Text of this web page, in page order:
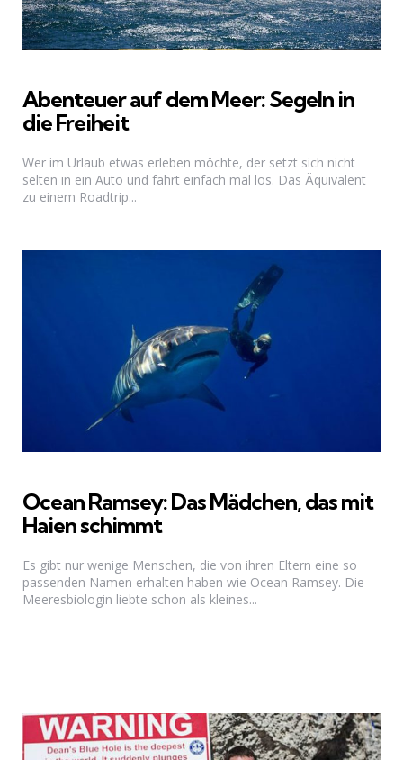
Abenteuer auf dem Meer: Segeln in
die Freiheit
Wer im Urlaub etwas erleben möchte, der setzt sich nicht
selten in ein Auto und fährt einfach mal los. Das Äquivalent
zu einem Roadtrip...
Ocean Ramsey: Das Mädchen, das mit
Haien schimmt
Es gibt nur wenige Menschen, die von ihren Eltern eine so
passenden Namen erhalten haben wie Ocean Ramsey. Die
Meeresbiologin liebte schon als kleines...